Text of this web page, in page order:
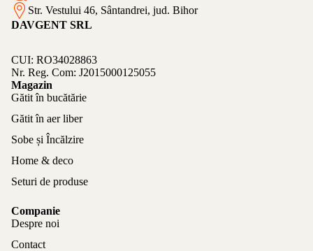
Str. Vestului 46, Sântandrei, jud. Bihor
DAVGENT SRL
CUI: RO34028863
Nr. Reg. Com: J2015000125055
Magazin
Gătit în bucătărie
Gătit în aer liber
Sobe și Încălzire
Home & deco
Seturi de produse
Companie
Despre noi
Contact